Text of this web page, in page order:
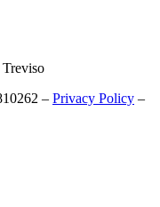
– Privacy Policy –